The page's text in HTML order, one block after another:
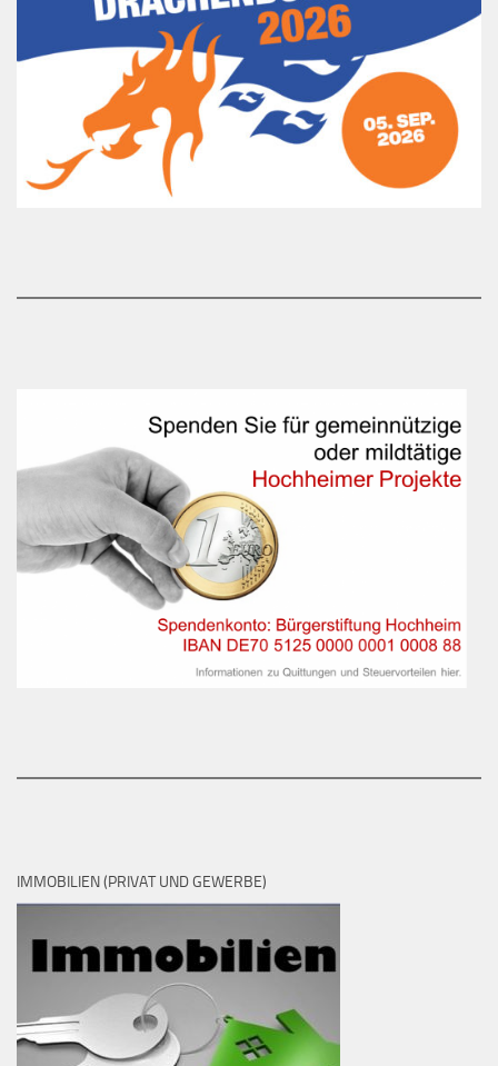
IMMOBILIEN (PRIVAT UND GEWERBE)